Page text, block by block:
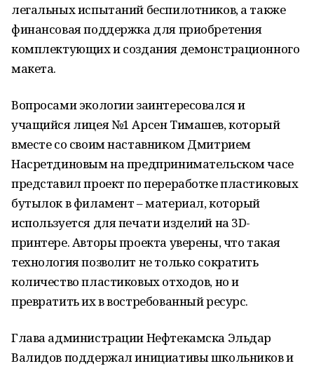
легальных испытаний беспилотников, а также
финансовая поддержка для приобретения
комплектующих и создания демонстрационного
макета.
Вопросами экологии заинтересовался и
учащийся лицея №1 Арсен Тимашев, который
вместе со своим наставником Дмитрием
Насретдиновым на предпринимательском часе
представил проект по переработке пластиковых
бутылок в филамент – материал, который
используется для печати изделий на 3D-
принтере. Авторы проекта уверены, что такая
технология позволит не только сократить
количество пластиковых отходов, но и
превратить их в востребованный ресурс.
Глава администрации Нефтекамска Эльдар
Валидов поддержал инициативы школьников и